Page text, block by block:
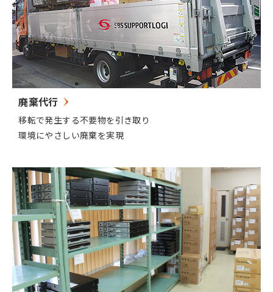
廃棄代行
移転で発生する不要物を引き取り
環境にやさしい廃棄を実現